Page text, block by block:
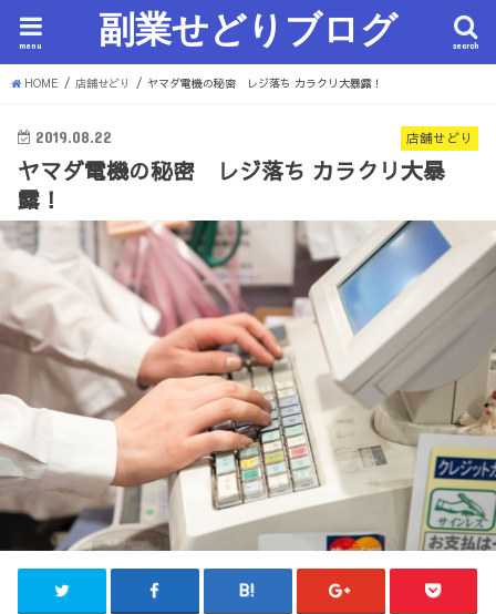
副業せどりブログ search
menu
HOME 店舗せどり ヤマダ電機の秘密 レジ落ち カラクリ大暴露！
店舗せどり
2019.08.22
ヤマダ電機の秘密 レジ落ち カラクリ大暴
露！